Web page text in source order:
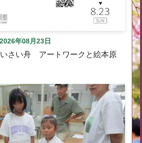
年08月23日
さい舟 アートワークと絵本原